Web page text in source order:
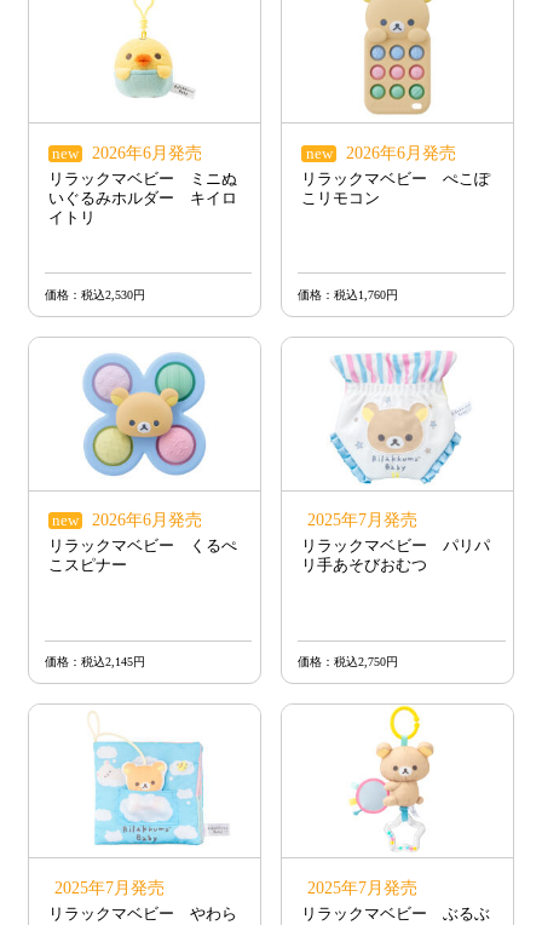
new 2026年6月発売
リラックマベビー ミニぬ
いぐるみホルダー キイロ
イトリ
価格：税込2,530円
new 2026年6月発売
リラックマベビー ぺこぽ
こリモコン
価格：税込1,760円
new 2026年6月発売
リラックマベビー くるぺ
こスピナー
価格：税込2,145円
2025年7月発売
リラックマベビー パリパ
リ手あそびおむつ
価格：税込2,750円
2025年7月発売
リラックマベビー やわら
2025年7月発売
リラックマベビー ぶるぶ